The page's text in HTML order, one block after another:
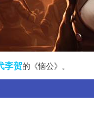
李贺的《恼公》。